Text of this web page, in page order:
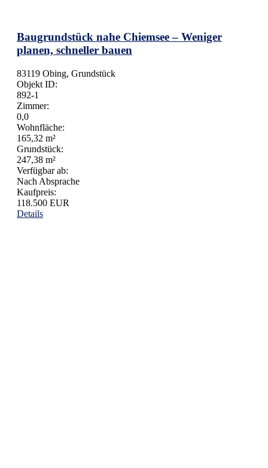
Baugrundstück nahe Chiemsee – Weniger
planen, schneller bauen
83119 Obing, Grundstück
Objekt ID:
892-1
Zimmer:
0,0
Wohnfläche:
165,32 m²
Grundstück:
247,38 m²
Verfügbar ab:
Nach Absprache
Kaufpreis:
118.500 EUR
Details